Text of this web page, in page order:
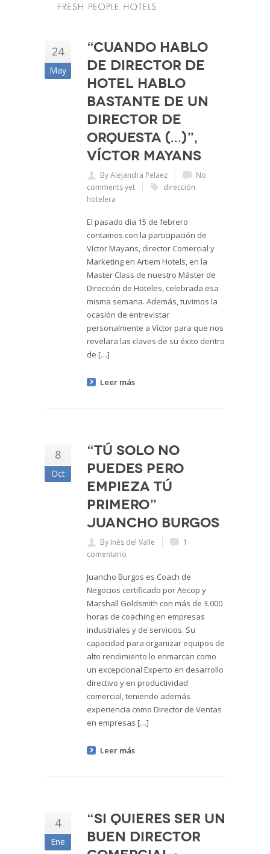
24
May
“Cuando hablo
de director de
hotel hablo
bastante de un
director de
orquesta (…)”,
Víctor Mayans
By Alejandra Pelaez
No
comments yet
dirección
hotelera
El pasado día 15 de febrero
contamos con la participación de
Víctor Mayans, director Comercial y
Marketing en Artiem Hotels, en la
Master Class de nuestro Máster de
Dirección de Hoteles, celebrada esa
misma semana. Además, tuvimos la
ocasión de entrevistar
personalmente a Víctor para que nos
revelara las claves de su éxito dentro
de […]
Leer más
8
Oct
“Tú solo no
puedes pero
empieza tú
primero”
Juancho Burgos
By Inés del Valle
1
comentario
Juancho Burgos es Coach de
Negocios certificado por Aecop y
Marshall Goldsmith con más de 3.000
horas de coaching en empresas
industriales y de servicios. Su
capacidad para organizar equipos de
alto rendimiento lo enmarcan como
un excepcional Experto en desarrollo
directivo y en productividad
comercial, teniendo además
experiencia como Director de Ventas
en empresas […]
Leer más
4
Ene
“Si quieres ser un
buen director